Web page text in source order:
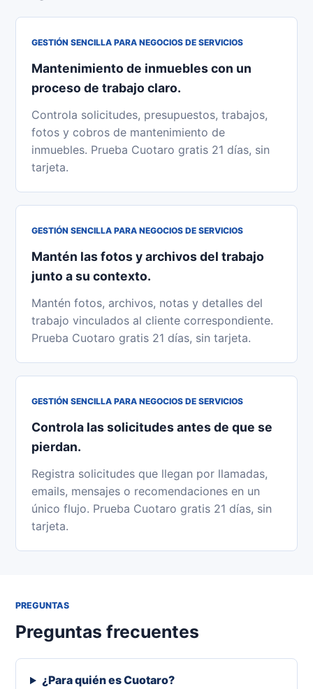
GESTIÓN SENCILLA PARA NEGOCIOS DE SERVICIOS
Mantenimiento de inmuebles con un
proceso de trabajo claro.
Controla solicitudes, presupuestos, trabajos,
fotos y cobros de mantenimiento de
inmuebles. Prueba Cuotaro gratis 21 días, sin
tarjeta.
GESTIÓN SENCILLA PARA NEGOCIOS DE SERVICIOS
Mantén las fotos y archivos del trabajo
junto a su contexto.
Mantén fotos, archivos, notas y detalles del
trabajo vinculados al cliente correspondiente.
Prueba Cuotaro gratis 21 días, sin tarjeta.
GESTIÓN SENCILLA PARA NEGOCIOS DE SERVICIOS
Controla las solicitudes antes de que se
pierdan.
Registra solicitudes que llegan por llamadas,
emails, mensajes o recomendaciones en un
único flujo. Prueba Cuotaro gratis 21 días, sin
tarjeta.
PREGUNTAS
Preguntas frecuentes
¿Para quién es Cuotaro?